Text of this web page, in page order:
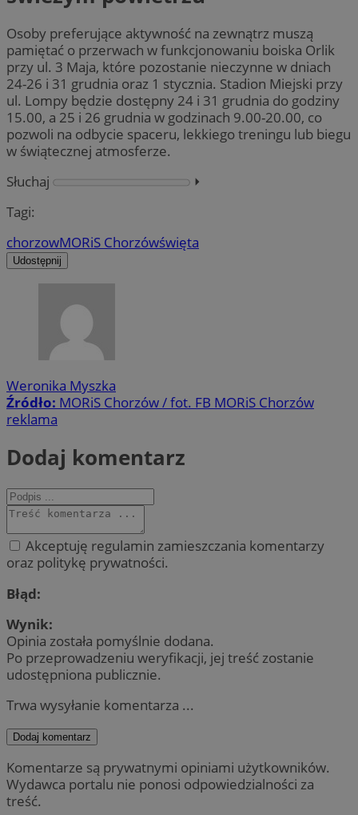
Osoby preferujące aktywność na zewnątrz muszą
pamiętać o przerwach w funkcjonowaniu boiska Orlik
przy ul. 3 Maja, które pozostanie nieczynne w dniach
24-26 i 31 grudnia oraz 1 stycznia. Stadion Miejski przy
ul. Lompy będzie dostępny 24 i 31 grudnia do godziny
15.00, a 25 i 26 grudnia w godzinach 9.00-20.00, co
pozwoli na odbycie spaceru, lekkiego treningu lub biegu
w świątecznej atmosferze.
Słuchaj
⏵︎
Tagi:
chorzowMORiS Chorzówświęta
Udostępnij
Weronika Myszka
Źródło: MORiS Chorzów / fot. FB MORiS Chorzów
reklama
Dodaj komentarz
Akceptuję regulamin zamieszczania komentarzy
oraz politykę prywatności.
Błąd:
Wynik:
Opinia została pomyślnie dodana.
Po przeprowadzeniu weryfikacji, jej treść zostanie
udostępniona publicznie.
Trwa wysyłanie komentarza ...
Dodaj komentarz
Komentarze są prywatnymi opiniami użytkowników.
Wydawca portalu nie ponosi odpowiedzialności za
treść.